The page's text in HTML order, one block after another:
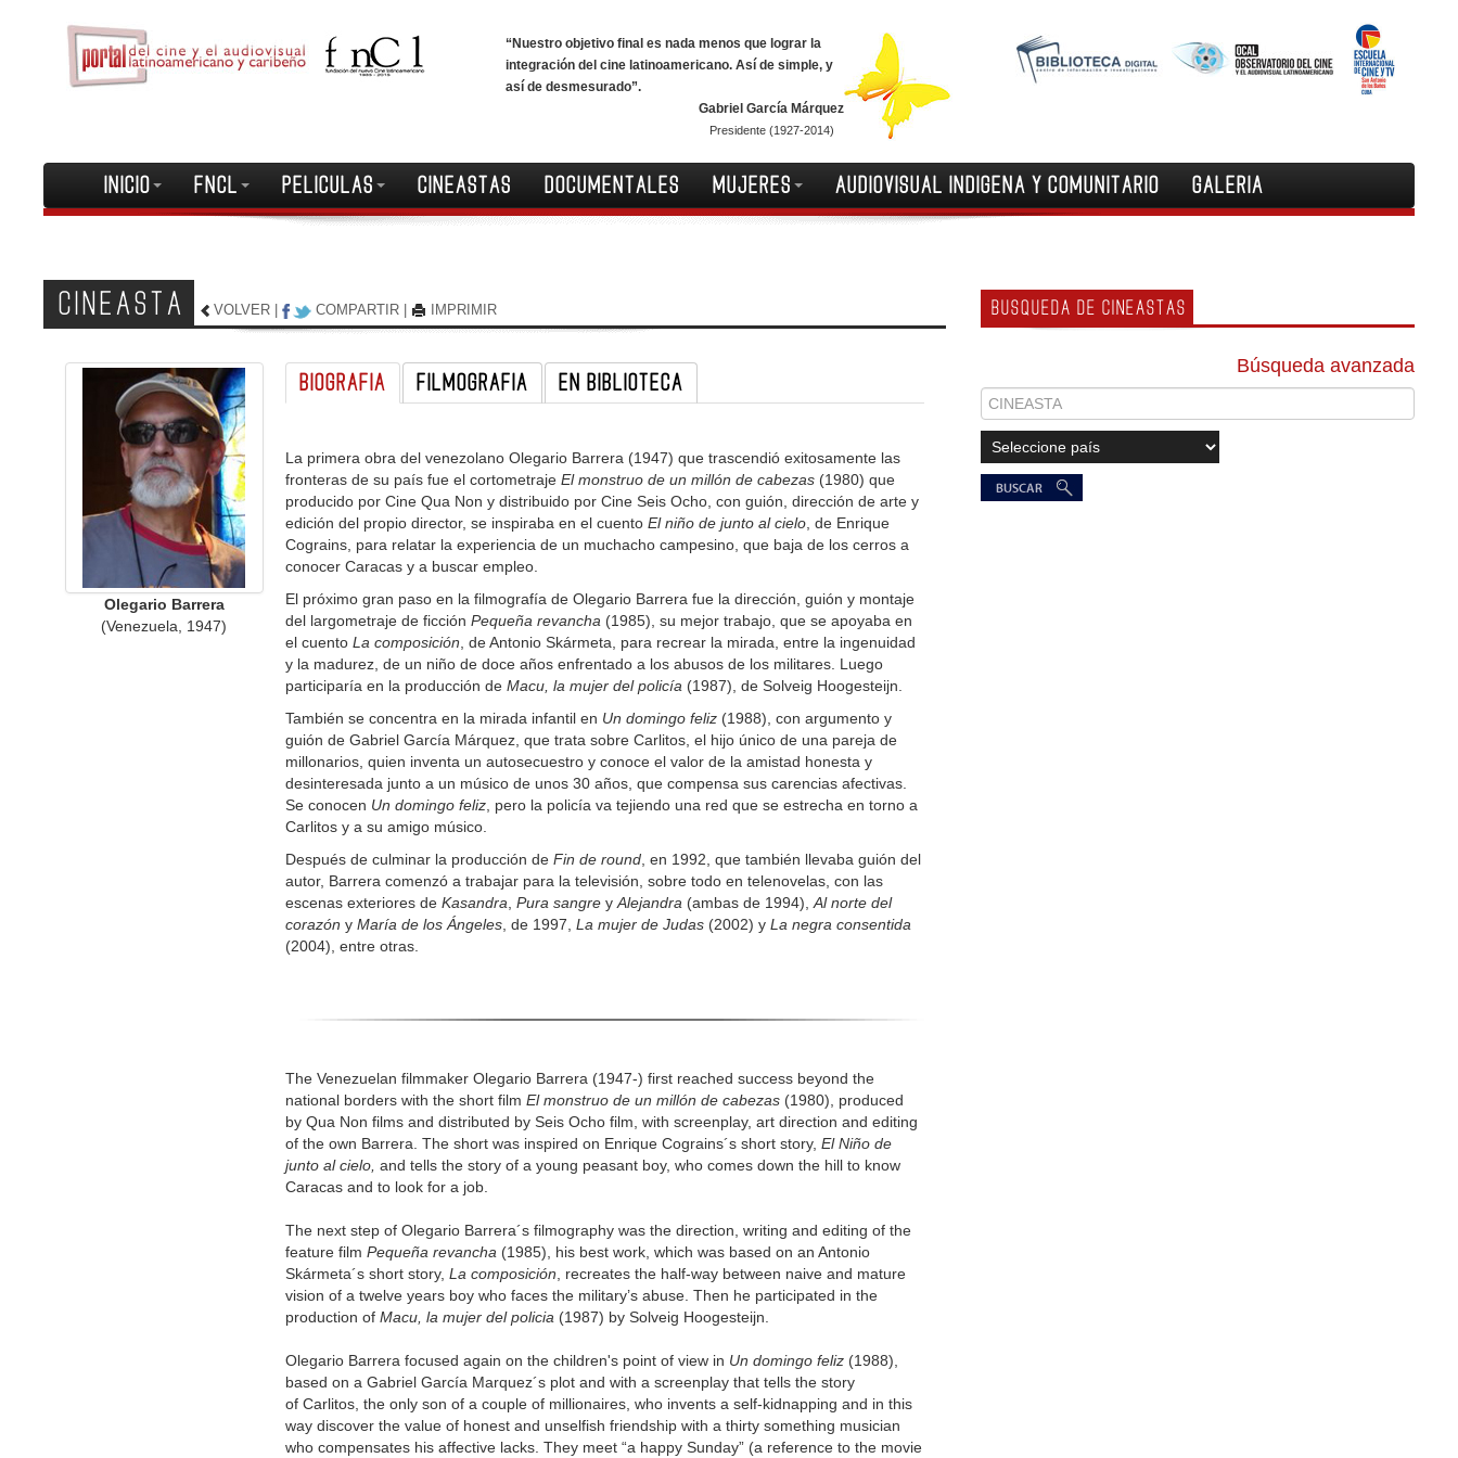
“Nuestro objetivo final es nada menos que lograr la
integración del cine latinoamericano. Así de simple, y
así de desmesurado”.
Gabriel García Márquez
Presidente (1927-2014)
INICIO FNCL PELICULAS CINEASTAS DOCUMENTALES MUJERES AUDIOVISUAL INDIGENA Y COMUNITARIO GALERIA
CINEASTA VOLVER COMPARTIR IMPRIMIR
Olegario Barrera
(Venezuela, 1947)
BIOGRAFIA FILMOGRAFIA EN BIBLIOTECA
La primera obra del venezolano Olegario Barrera (1947) que trascendió exitosamente las
fronteras de su país fue el cortometrajeEl monstruo de un millón de cabezas (1980) que
producido por Cine Qua Non y distribuido por Cine Seis Ocho, con guión, dirección de arte y
edición del propio director, se inspiraba en el cuentoEl niño de junto al cielo , de Enrique
Cograins, para relatar la experiencia de un muchacho campesino, que baja de los cerros a
conocer Caracas y a buscar empleo.
El próximo gran paso en la filmografía de Olegario Barrera fue la dirección, guión y montaje
del largometraje de ficciónPequeña revancha (1985), su mejor trabajo, que se apoyaba en
el cuentoLa composición , de Antonio Skármeta, para recrear la mirada, entre la ingenuidad
y la madurez, de un niño de doce años enfrentado a los abusos de los militares. Luego
participaría en la producción deMacu, la mujer del policía (1987), de Solveig Hoogesteijn.
También se concentra en la mirada infantil en Un domingo feliz (1988), con argumento y
guión de Gabriel García Márquez, que trata sobre Carlitos, el hijo único de una pareja de
millonarios, quien inventa un autosecuestro y conoce el valor de la amistad honesta y
desinteresada junto a un músico de unos 30 años, que compensa sus carencias afectivas.
Se conocen Un domingo feliz , pero la policía va tejiendo una red que se estrecha en torno a
Carlitos y a su amigo músico.
Después de culminar la producción deFin de round , en 1992, que también llevaba guión del
autor, Barrera comenzó a trabajar para la televisión, sobre todo en telenovelas, con las
escenas exteriores deKasandra ,Pura sangre yAlejandra (ambas de 1994),Al norte del
corazón yMaría de los Ángeles , de 1997,La mujer de Judas (2002) yLa negra consentida
(2004), entre otras.
The Venezuelan filmmaker Olegario Barrera (1947-) first reached success beyond the
national borders with the short filmEl monstruo de un millón de cabezas (1980), produced
by Qua Non films and distributed by Seis Ocho film, with screenplay, art direction and editing
of the own Barrera. The short was inspired on Enrique Cograins´s short story,El Niño de
junto al cielo,and tells the story of a young peasant boy, who comes down the hill to know
Caracas and to look for a job.
The next step of Olegario Barrera´s filmography was the direction, writing and editing of the
feature filmPequeña revancha (1985), his best work, which was based on an Antonio
Skármeta´s short story,La composición , recreates the half-way between naive and mature
vision of a twelve years boy who faces the military’s abuse. Then he participated in the
production ofMacu, la mujer del policia (1987) by Solveig Hoogesteijn.
Olegario Barrera focused again on the children's point of view in Un domingo feliz (1988),
based on a Gabriel García Marquez´s plot and with a screenplay that tells the story
of Carlitos, the only son of a couple of millionaires, who invents a self-kidnapping and in this
way discover the value of honest and unselfish friendship with a thirty something musician
who compensates his affective lacks. They meet “a happy Sunday” (a reference to the movie
BUSQUEDA DE CINEASTAS
Búsqueda avanzada